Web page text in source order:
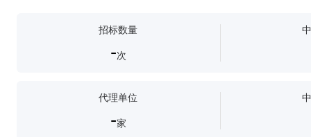
招标数量
-次
代理单位
-家